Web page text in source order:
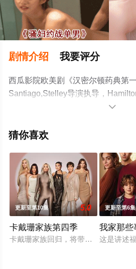
剧情介绍 我要评分
西瓜影院欧美剧《汉密尔顿药典第
Santiago,Stelley导演执导，
绎的美国电视剧，手机免费观看高
电视猫或剧情网等平台了解。

猜你喜欢
更新至第10集 5.0
卡戴珊家族第四季
卡戴珊家族回归，将带来更多升级秘
更新至第6集
我家那些
这是讲述